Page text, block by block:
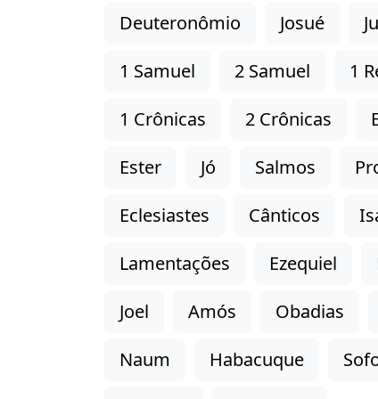
Deuteronômio
Josué
1 Samuel
2 Samuel 1
1 Crônicas
2 Crônicas
Ester
Jó Salmos
Eclesiastes
Cânticos
Lamentações
Ezequiel
Joel
Amós Obadias
Naum
Habacuque